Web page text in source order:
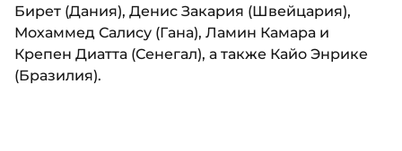
Бирет (Дания), Денис Закария (Швейцария),
Мохаммед Салису (Гана), Ламин Камара и
Крепен Диатта (Сенегал), а также Кайо Энрике
(Бразилия).